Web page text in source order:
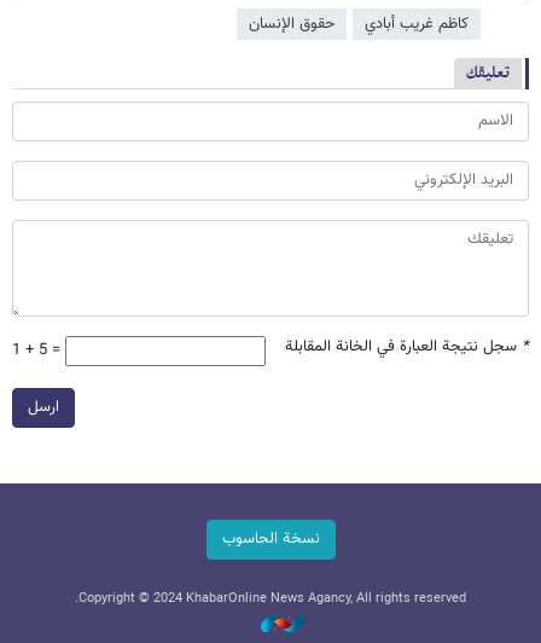
كاظم غريب أبادي حقوق الإنسان
تعليقك
* سجل نتيجة العبارة في الخانة المقابلة 1 + 5 =
ارسل
نسخة الحاسوب
Copyright © 2024 KhabarOnline News Agancy, All rights reserved.